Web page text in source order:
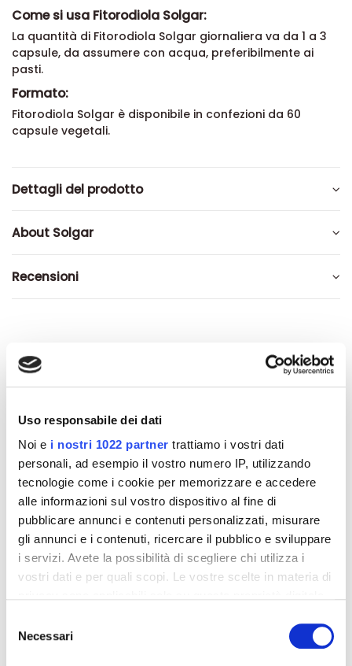
Uso responsabile dei dati
Noi e i nostri 1022 partner trattiamo i vostri dati
personali, ad esempio il vostro numero IP, utilizzando
tecnologie come i cookie per memorizzare e accedere
alle informazioni sul vostro dispositivo al fine di
pubblicare annunci e contenuti personalizzati, misurare
gli annunci e i contenuti, ricercare il pubblico e sviluppare
i servizi. Avete la possibilità di scegliere chi utilizza i
vostri dati e per quali scopi. Le vostre scelte in materia di
modificare o revocare il proprio consenso in qualsiasi
momento dalla Dichiarazione sui cookie o facendo clic
delNecessari
Come si usa Fitorodiola Solgar:
La quantità di Fitorodiola Solgar giornaliera va da 1 a 3
capsule, da assumere con acqua, preferibilmente ai
pasti.
Formato:
Fitorodiola Solgar è disponibile in confezioni da 60
capsule vegetali.
Dettagli del prodotto
About Solgar
Recensioni
Altri prodotti che potrebbero
Integratori per dimagrire
-42%
Integratori per dimagrire
-42%